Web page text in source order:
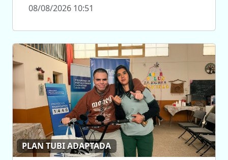
08/08/2026 10:51
PLAN TUBI ADAPTADA